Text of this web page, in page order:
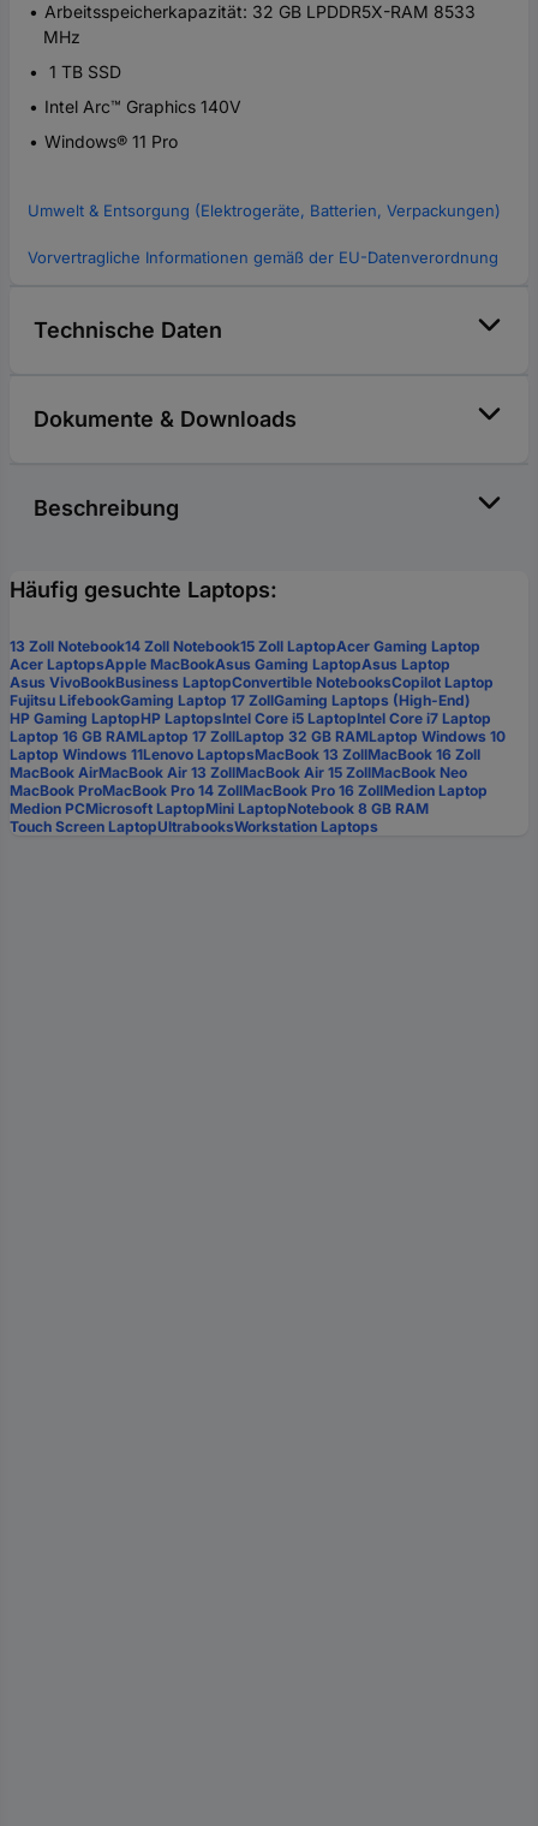
Arbeitsspeicherkapazität: 32 GB LPDDR5X-RAM 8533
MHz
1 TB SSD
Intel Arc™ Graphics 140V
Windows® 11 Pro
Umwelt & Entsorgung (Elektrogeräte, Batterien, Verpackungen)
Vorvertragliche Informationen gemäß der EU-Datenverordnung
Technische Daten
Dokumente & Downloads
Beschreibung
Häufig gesuchte Laptops:
13 Zoll Notebook14 Zoll Notebook15 Zoll LaptopAcer Gaming Laptop
Acer LaptopsApple MacBookAsus Gaming LaptopAsus Laptop
Asus VivoBookBusiness LaptopConvertible NotebooksCopilot Laptop
Fujitsu LifebookGaming Laptop 17 ZollGaming Laptops (High-End)
HP Gaming LaptopHP LaptopsIntel Core i5 LaptopIntel Core i7 Laptop
Laptop 16 GB RAMLaptop 17 ZollLaptop 32 GB RAMLaptop Windows 10
Laptop Windows 11Lenovo LaptopsMacBook 13 ZollMacBook 16 Zoll
MacBook AirMacBook Air 13 ZollMacBook Air 15 ZollMacBook Neo
MacBook ProMacBook Pro 14 ZollMacBook Pro 16 ZollMedion Laptop
Medion PCMicrosoft LaptopMini LaptopNotebook 8 GB RAM
Touch Screen LaptopUltrabooksWorkstation Laptops